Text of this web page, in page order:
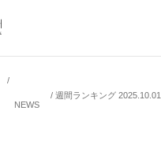
NEWS
週間ランキング 2025.10.01